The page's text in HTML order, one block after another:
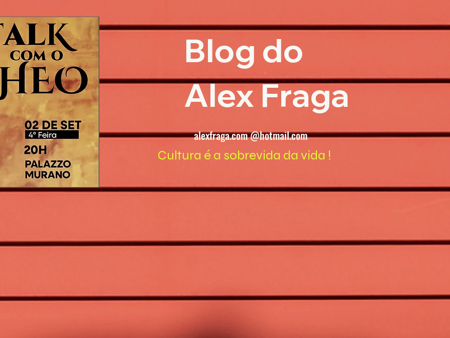
Blog do
Alex Fraga
alexfraga.com @hotmail.com
Cultura é a sobrevida da vida !